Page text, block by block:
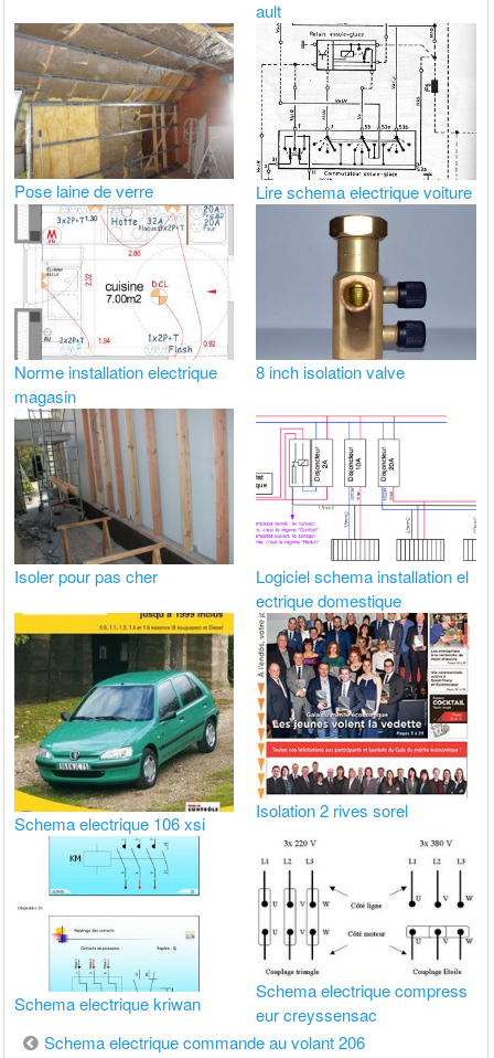
ault
Pose laine de verre Lire schema electrique voiture
Norme installation electrique
magasin
8 inch isolation valve
Isoler pour pas cher
Logiciel schema installation el
ectrique domestique
Schema electrique 106 xsi
Isolation 2 rives sorel
Schema electrique kriwan
Schema electrique compress
eur creyssensac
Navigation
Schema electrique commande au volant 206